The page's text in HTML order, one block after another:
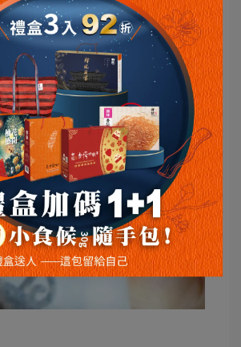
的唰嘴感，
一大包也才180大卡，
沒啥罪惡感，超喜歡♥